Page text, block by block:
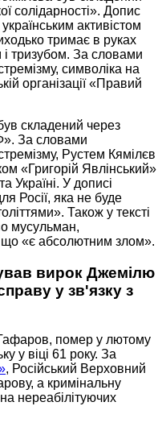
солідарності». Допис
активістом
тримає в руках
тризубом. За словами
символіка на
організації «Правий
складений через
За словами
Рустем Кямілєв
«Григорій Явлінський»
Україні. У дописі
Росії, яка не буде
Також у тексті
мусульман,
що «є абсолютним злом».
вирок Джемілю
у зв'язку з
помер у лютому
у віці 61 року. За
, Російський Верховний
а кримінальну
нереабілітуючих